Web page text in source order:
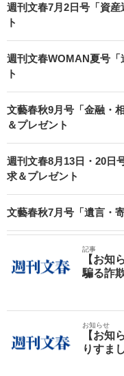
週刊文春7月2日号「資
ト
週刊文春WOMAN夏号
ト
文藝春秋9月号「金融・
＆プレゼント
週刊文春8月13日・20日
求＆プレゼント
文藝春秋7月号「遺言・
記事
【お知
騙る詐
お知らせ
【お知
りすま